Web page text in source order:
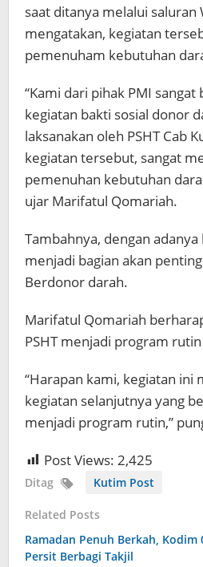
saat ditanya melalui saluran
mengatakan, kegiatan
pemenuham kebutuhan
“Kami dari pihak PMI
kegiatan bakti sosial donor
laksanakan oleh PSHT Cab
kegiatan tersebut, sangat
pemenuhan kebutuhan
ujar Marifatul Qomariah.
Tambahnya, dengan
menjadi bagian akan
Berdonor darah.
Marifatul Qomariah
PSHT menjadi program
“Harapan kami, kegiatan ini
kegiatan selanjutnya yang
menjadi program rutin,”
Post Views: 2,425
Ditag Kutim Post
Related Posts
Ramadan Penuh Berkah, Kodim
Persit Berbagi Takjil